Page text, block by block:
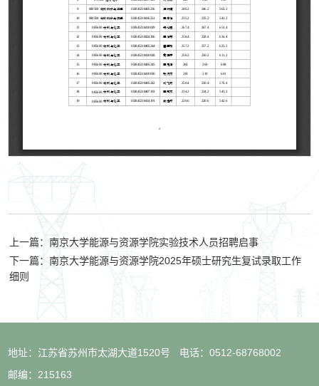
上一篇：南京大学能源与资源学院实验技术人员招聘启事
下一篇：南京大学能源与资源学院2025年硕士研究生复试录取工作
细则
地址：江苏省苏州市太湖大道1520号
电话：0512-68768002
邮编：215163